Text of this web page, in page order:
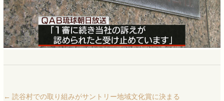
← 読谷村での取り組みがサントリー地域文化賞に決まる